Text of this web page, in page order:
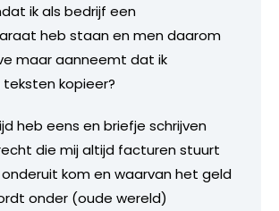
ik als bedrijf een
heb staan en men daarom
maar aanneemt dat ik
kopieer?
heb eens en briefje schrijven
die mij altijd facturen stuurt
kom en waarvan het geld
onder (oude wereld)